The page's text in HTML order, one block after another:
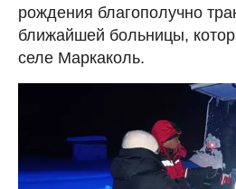
рождения благополучно
ближайшей больницы,
селе Маркаколь.